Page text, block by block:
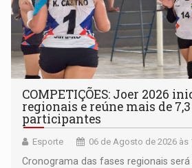
COMPETIÇÕES: Joer 2026
regionais e reúne mais de
participantes
Esporte 06 de Agosto de 2026 às
Cronograma das fases regionais